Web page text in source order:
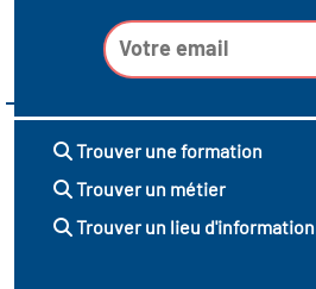
Trouver une formation
Trouver un métier
Trouver un lieu d'information